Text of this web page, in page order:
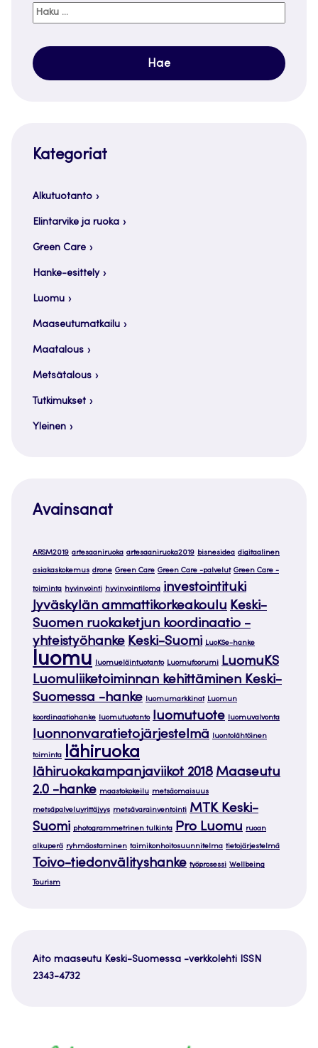
Haku:
Kategoriat
Alkutuotanto
Elintarvike ja ruoka
Green Care
Hanke-esittely
Luomu
Maaseutumatkailu
Maatalous
Metsätalous
Tutkimukset
Yleinen
Avainsanat
ARSM2019 artesaaniruoka artesaaniruoka2019 bisnesidea digitaalinen
asiakaskokemus drone Green Care Green Care -palvelut Green Care -
toiminta hyvinvointi hyvinvointiloma investointituki
Jyväskylän ammattikorkeakoulu Keski-
Suomen ruokaketjun koordinaatio -
yhteistyöhanke Keski-Suomi LuoKSe-hanke
luomu luomueläintuotanto Luomufoorumi LuomuKS
Luomuliiketoiminnan kehittäminen Keski-
Suomessa -hanke
luomumarkkinat Luomun
koordinaatiohanke luomutuotanto luomutuote luomuvalvonta
luonnonvaratietojärjestelmä luontolähtöinen
toiminta lähiruoka
lähiruokakampanjaviikot 2018 Maaseutu
2.0 -hanke maastokokeilu metsäomaisuus
metsäpalveluyrittäjyys metsävarainventointi MTK Keski-
Suomi photogrammetrinen tulkinta Pro Luomu ruoan
alkuperä ryhmäostaminen taimikonhoitosuunnitelma tietojärjestelmä
Toivo-tiedonvälityshanke työprosessi Wellbeing
Tourism
Aito maaseutu Keski-Suomessa -verkkolehti ISSN
2343-4732